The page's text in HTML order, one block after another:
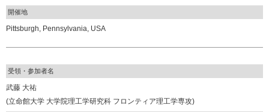
開催地
Pittsburgh, Pennsylvania, USA
受領・参加者名
武藤 大祐
(立命館大学 大学院理工学研究科 フロンティア理工学専攻)